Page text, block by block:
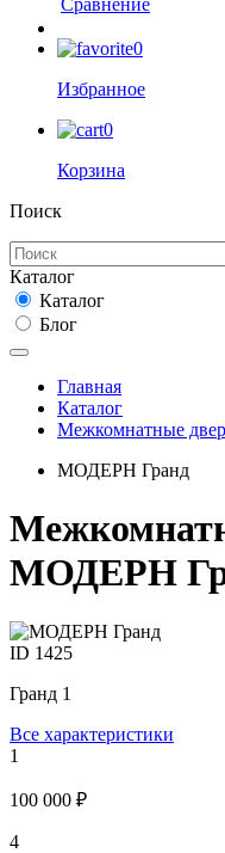
Сравнение
0
Избранное
0
Корзина
Поиск
Каталог
Каталог
Блог
Главная
Каталог
Межкомнатные
МОДЕРН Гранд
МОДЕРН
ID 1425
Гранд 1
Все характеристики
1
100 000 ₽
4